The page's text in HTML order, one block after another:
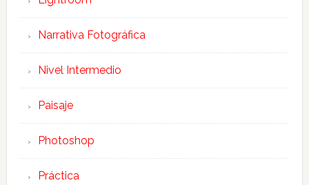
Narrativa Fotográfica
Nivel Intermedio
Paisaje
Photoshop
Práctica